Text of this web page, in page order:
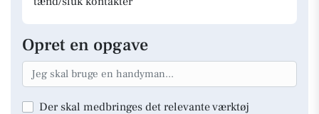
Opret en opgave
Der skal medbringes det relevante værktøj